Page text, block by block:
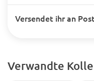
Versendet ihr an
Verwandte